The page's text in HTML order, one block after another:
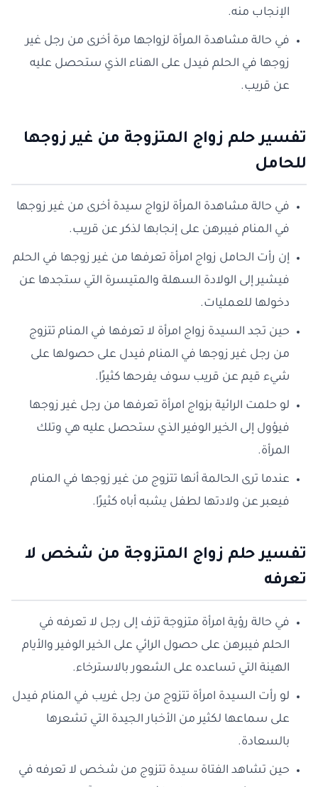
الإنجاب منه.
في حالة مشاهدة المرأة لزواجها مرة أخرى من رجل غير
زوجها في الحلم فيدل على الهناء الذي ستحصل عليه
عن قريب.
تفسير حلم زواج المتزوجة من غير زوجها
للحامل
في حالة مشاهدة المرأة لزواج سيدة أخرى من غير زوجها
في المنام فيبرهن على إنجابها لذكر عن قريب.
إن رأت الحامل زواج امرأة تعرفها من غير زوجها في الحلم
فيشير إلى الولادة السهلة والمتيسرة التي ستجدها عن
دخولها للعمليات.
حين تجد السيدة زواج امرأة لا تعرفها في المنام تتزوج
من رجل غير زوجها في المنام فيدل على حصولها على
شيء قيم عن قريب سوف يفرحها كثيرًا.
لو حلمت الرائية بزواج امرأة تعرفها من رجل غير زوجها
فيؤول إلى الخير الوفير الذي ستحصل عليه هي وتلك
المرأة.
عندما ترى الحالمة أنها تتزوج من غير زوجها في المنام
فيعبر عن ولادتها لطفل يشبه أباه كثيرًا.
تفسير حلم زواج المتزوجة من شخص لا
تعرفه
في حالة رؤية امرأة متزوجة تزف إلى رجل لا تعرفه في
الحلم فيبرهن على حصول الرائي على الخير الوفير والأيام
الهينة التي تساعده على الشعور بالاسترخاء.
لو رأت السيدة امرأة تتزوج من رجل غريب في المنام فيدل
على سماعها لكثير من الأخبار الجيدة التي تشعرها
بالسعادة.
حين تشاهد الفتاة سيدة تتزوج من شخص لا تعرفه في